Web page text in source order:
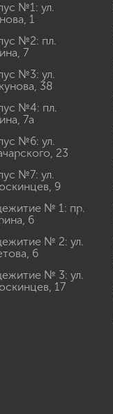
№1: ул.
1
№2: пл.
7
№3: ул.
38
№4: пл.
7а
№6: ул.
23
№7: ул.
9
№ 1: пр.
6
№ 2: ул.
6
№ 3: ул.
17